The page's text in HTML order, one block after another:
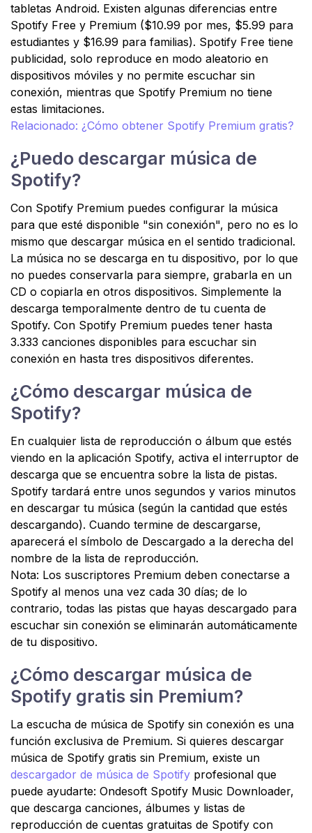
tabletas Android. Existen algunas diferencias entre
Spotify Free y Premium ($10.99 por mes, $5.99 para
estudiantes y $16.99 para familias). Spotify Free tiene
publicidad, solo reproduce en modo aleatorio en
dispositivos móviles y no permite escuchar sin
conexión, mientras que Spotify Premium no tiene
estas limitaciones.
Relacionado: ¿Cómo obtener Spotify Premium gratis?
¿Puedo descargar música de
Spotify?
Con Spotify Premium puedes configurar la música
para que esté disponible "sin conexión", pero no es lo
mismo que descargar música en el sentido tradicional.
La música no se descarga en tu dispositivo, por lo que
no puedes conservarla para siempre, grabarla en un
CD o copiarla en otros dispositivos. Simplemente la
descarga temporalmente dentro de tu cuenta de
Spotify. Con Spotify Premium puedes tener hasta
3.333 canciones disponibles para escuchar sin
conexión en hasta tres dispositivos diferentes.
¿Cómo descargar música de
Spotify?
En cualquier lista de reproducción o álbum que estés
viendo en la aplicación Spotify, activa el interruptor de
descarga que se encuentra sobre la lista de pistas.
Spotify tardará entre unos segundos y varios minutos
en descargar tu música (según la cantidad que estés
descargando). Cuando termine de descargarse,
aparecerá el símbolo de Descargado a la derecha del
nombre de la lista de reproducción.
Nota: Los suscriptores Premium deben conectarse a
Spotify al menos una vez cada 30 días; de lo
contrario, todas las pistas que hayas descargado para
escuchar sin conexión se eliminarán automáticamente
de tu dispositivo.
¿Cómo descargar música de
Spotify gratis sin Premium?
La escucha de música de Spotify sin conexión es una
función exclusiva de Premium. Si quieres descargar
música de Spotify gratis sin Premium, existe un
descargador de música de Spotify profesional que
puede ayudarte: Ondesoft Spotify Music Downloader,
que descarga canciones, álbumes y listas de
reproducción de cuentas gratuitas de Spotify con